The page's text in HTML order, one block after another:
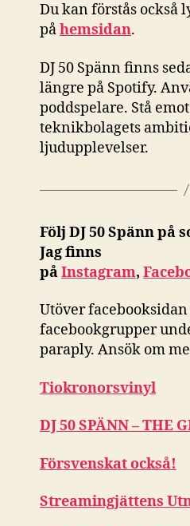
Du kan förstås också
påhemsidan.
DJ 50 Spänn finns
längre på Spotify.
poddspelare. Stå
teknikbolagets
ljudupplevelser.
Följ DJ 50 Spänn på
Jag finns
påInstagram,
Utöver
facebookgrupper
paraply. Ansök om
Tiokronorsvinyl
DJ 50 SPÄNN – THE
Försvenskat också!
Streamingjättens